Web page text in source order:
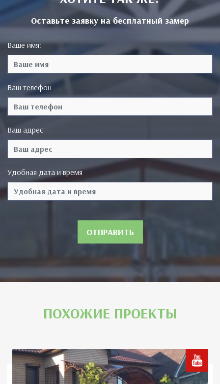
Оставьте заявку на бесплатный замер
Ваше имя:
Ваш телефон
Ваш адрес
Удобная дата и время
ОТПРАВИТЬ
ПОХОЖИЕ ПРОЕКТЫ